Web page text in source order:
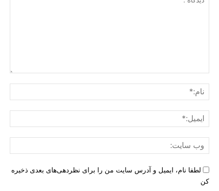
لطفا نام، ایمیل و آدرس سایت من را برای نظردهی‌های بعدی ذخیره
کن